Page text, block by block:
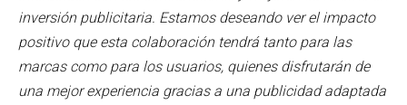
inversión publicitaria. Estamos deseando ver el impacto
positivo que esta colaboración tendrá tanto para las
marcas como para los usuarios, quienes disfrutarán de
una mejor experiencia gracias a una publicidad adaptada